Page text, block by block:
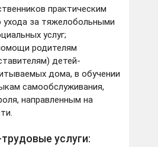
практическим
за тяжелобольными
услуг;
родителям
детей-
дома, в обучении
самообслуживания,
направленным на
услуги: